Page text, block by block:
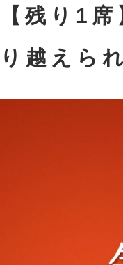
【残り1
り越えら